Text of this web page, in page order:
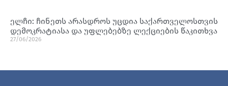
ელჩი: ჩინეთს არასდროს უცდია საქართველოსთვის
დემოკრატიასა და უფლებებზე ლექციების წაკითხვა
27/06/2026